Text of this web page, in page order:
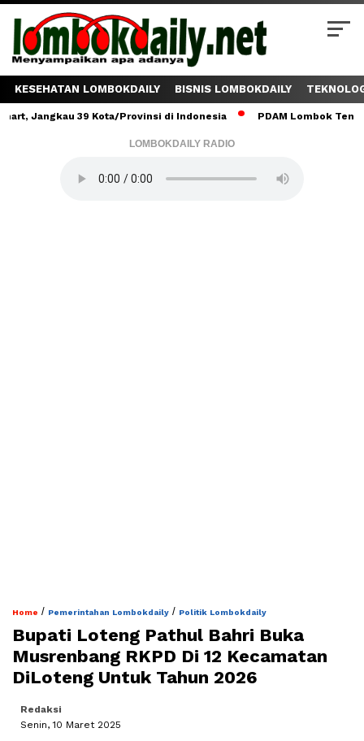
KESEHATAN LOMBOKDAILY BISNIS LOMBOKDAILY
39 Kota/Provinsi di Indonesia PDAM Lombok Tengah
LOMBOKDAILY RADIO
Home / Pemerintahan Lombokdaily / Politik Lombokdaily
Bupati Loteng Pathul Bahri Buka
Musrenbang RKPD Di 12 Kecamatan
DiLoteng Untuk Tahun 2026
Redaksi
Senin, 10 Maret 2025